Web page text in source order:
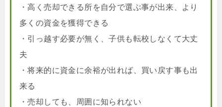
・高く売却できる所を自分で選ぶ事が出来、より
多くの資金を獲得できる
・引っ越す必要が無く、子供も転校しなくて大丈
夫
・将来的に資金に余裕が出れば、買い戻す事も出
来る
・売却しても、周囲に知られない